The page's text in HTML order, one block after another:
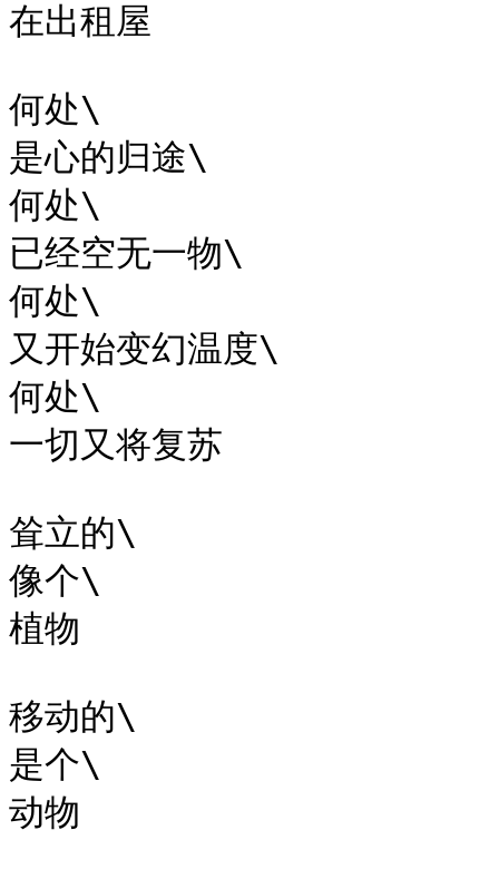
在出租屋
何处\
是心的归途\
何处\
已经空无一物\
何处\
又开始变幻温度\
何处\
一切又将复苏
耸立的\
像个\
植物
移动的\
是个\
动物